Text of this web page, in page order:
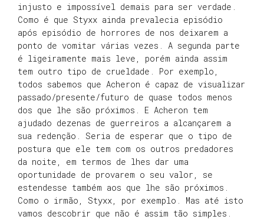
injusto e impossível demais para ser verdade.
Como é que Styxx ainda prevalecia episódio
após episódio de horrores de nos deixarem a
ponto de vomitar várias vezes. A segunda parte
é ligeiramente mais leve, porém ainda assim
tem outro tipo de crueldade. Por exemplo,
todos sabemos que Acheron é capaz de visualizar
passado/presente/futuro de quase todos menos
dos que lhe são próximos. E Acheron tem
ajudado dezenas de guerreiros a alcançarem a
sua redenção. Seria de esperar que o tipo de
postura que ele tem com os outros predadores
da noite, em termos de lhes dar uma
oportunidade de provarem o seu valor, se
estendesse também aos que lhe são próximos.
Como o irmão, Styxx, por exemplo. Mas até isto
vamos descobrir que não é assim tão simples.